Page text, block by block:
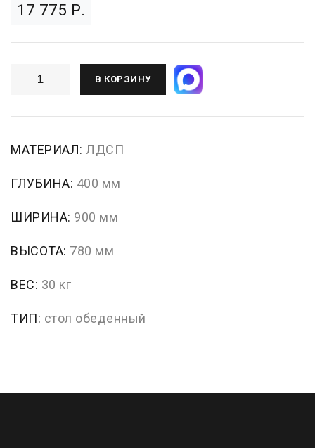
17 775 Р.
В КОРЗИНУ
МАТЕРИАЛ: ЛДСП
ГЛУБИНА: 400 мм
ШИРИНА: 900 мм
ВЫСОТА: 780 мм
ВЕС: 30 кг
ТИП: стол обеденный